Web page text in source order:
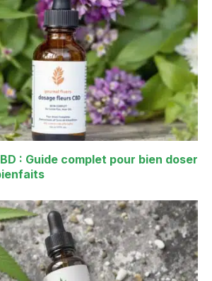
: Guide complet pour bien doser